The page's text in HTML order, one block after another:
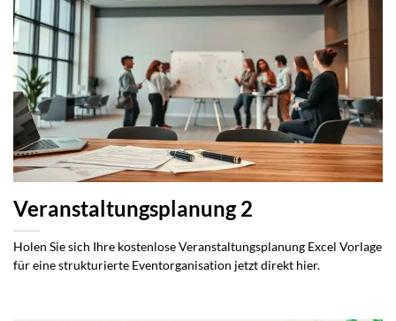
Veranstaltungsplanung 2
Holen Sie sich Ihre kostenlose Veranstaltungsplanung Excel Vorlage
für eine strukturierte Eventorganisation jetzt direkt hier.